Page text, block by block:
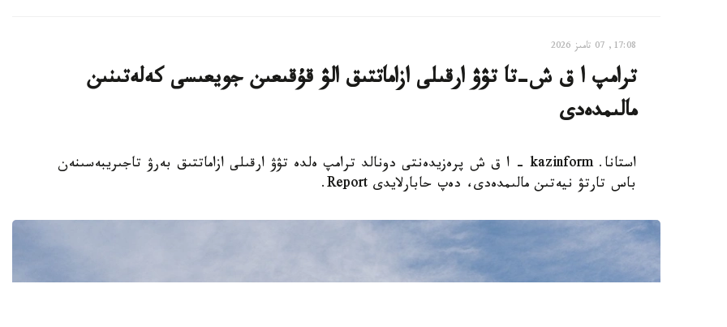
17:08, 07 تامىز 2026
ترامپ ا ق ش-تا تۋۋ ارقىلى ازاماتتىق الۋ قۇقىعىن جويعىسى كەلەتىنىن
مالىمدەدى
استانا. kazinform - ا ق ش پرەزيدەنتى دونالد ترامپ ەلدە تۋۋ ارقىلى ازاماتتىق بەرۋ تاجىريبەسىنەن
باس تارتۋ نيەتىن مالىمدەدى، دەپ حابارلايدى Report.